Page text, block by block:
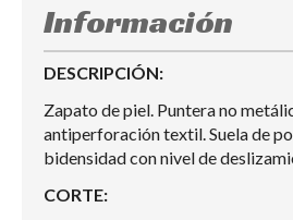
Información
DESCRIPCIÓN:
Zapato de piel. Puntera no
antiperforación textil. Suela de
bidensidad con nivel de
CORTE: